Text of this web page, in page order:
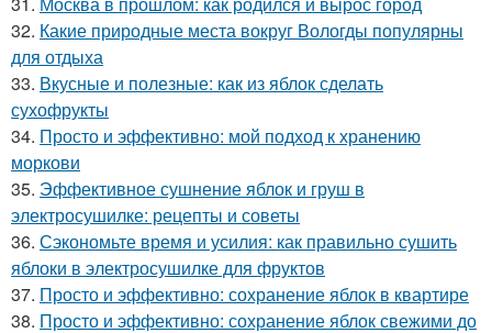
32. Какие природные места вокруг Вологды популярны
для отдыха
33. Вкусные и полезные: как из яблок сделать
сухофрукты
34. Просто и эффективно: мой подход к хранению
моркови
35. Эффективное сушнение яблок и груш в
электросушилке: рецепты и советы
36. Сэкономьте время и усилия: как правильно сушить
яблоки в электросушилке для фруктов
37. Просто и эффективно: сохранение яблок в квартире
38. Просто и эффективно: сохранение яблок свежими до